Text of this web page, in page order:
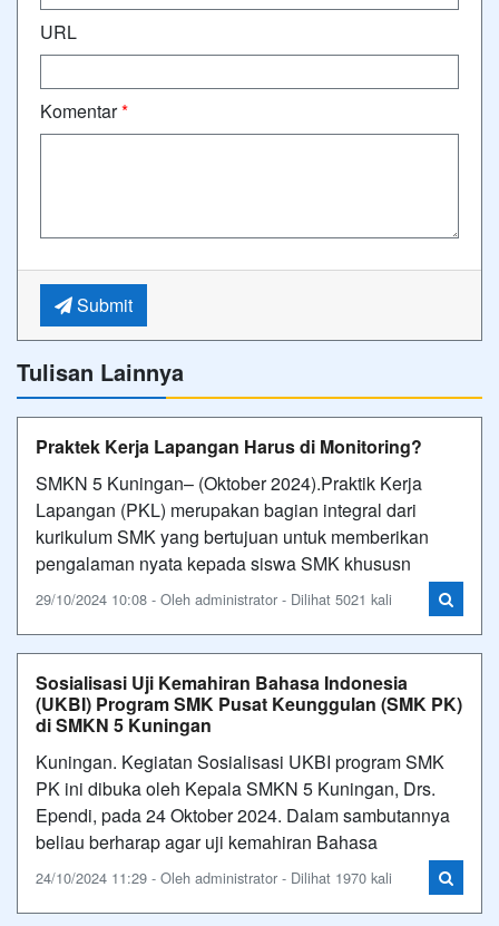
URL
Komentar*
Submit
Tulisan Lainnya
Praktek Kerja Lapangan Harus di Monitoring?
SMKN 5 Kuningan– (Oktober 2024).Praktik Kerja
Lapangan (PKL) merupakan bagian integral dari
kurikulum SMK yang bertujuan untuk memberikan
pengalaman nyata kepada siswa SMK khususn
29/10/2024 10:08 - Oleh administrator - Dilihat 5021 kali
Sosialisasi Uji Kemahiran Bahasa Indonesia
(UKBI) Program SMK Pusat Keunggulan (SMK PK)
di SMKN 5 Kuningan
Kuningan. Kegiatan Sosialisasi UKBI program SMK
PK ini dibuka oleh Kepala SMKN 5 Kuningan, Drs.
Ependi, pada 24 Oktober 2024. Dalam sambutannya
beliau berharap agar uji kemahiran Bahasa
24/10/2024 11:29 - Oleh administrator - Dilihat 1970 kali